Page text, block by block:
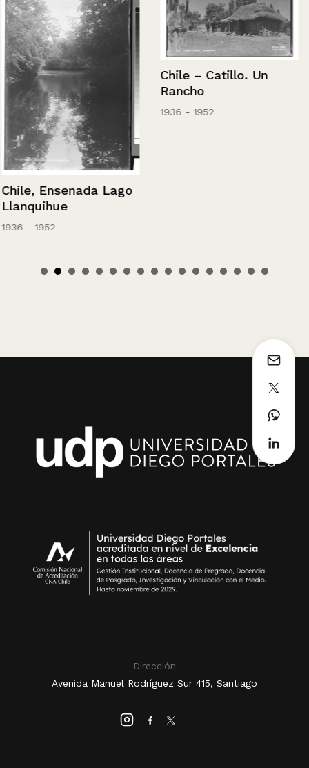
Chile, Ensenada Lago
Llanquihue
1936 - 1952
Chile – Catillo. Un
Rancho
1936 - 1952
Dirección
Avenida Manuel Rodríguez Sur 415, Santiago